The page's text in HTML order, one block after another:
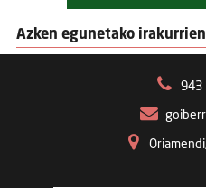
Azken egunetako
943